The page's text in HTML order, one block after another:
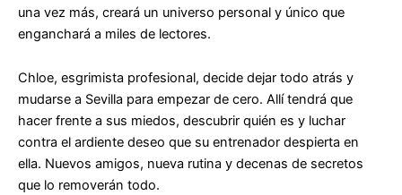
una vez más, creará un universo personal y único que
enganchará a miles de lectores.
Chloe, esgrimista profesional, decide dejar todo atrás y
mudarse a Sevilla para empezar de cero. Allí tendrá que
hacer frente a sus miedos, descubrir quién es y luchar
contra el ardiente deseo que su entrenador despierta en
ella. Nuevos amigos, nueva rutina y decenas de secretos
que lo removerán todo.